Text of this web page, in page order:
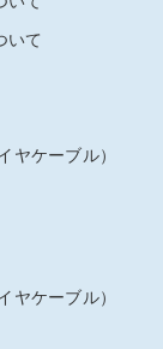
いて
ヤケーブル）
ヤケーブル）